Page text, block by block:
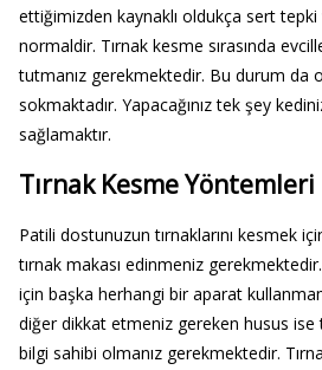
ettiğimizden kaynaklı oldukça sert
normaldir. Tırnak kesme sırasında
tutmanız gerekmektedir. Bu durum da
sokmaktadır. Yapacağınız tek şey
sağlamaktır.
Tırnak Kesme Yöntemleri
Patili dostunuzun tırnaklarını kesmek
tırnak makası edinmeniz
için başka herhangi bir aparat
diğer dikkat etmeniz gereken husus ise
bilgi sahibi olmanız gerekmektedir.